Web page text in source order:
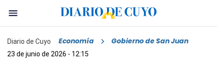
Diario de Cuyo Economía Gobierno de San Juan
23 de junio de 2026 - 12:15